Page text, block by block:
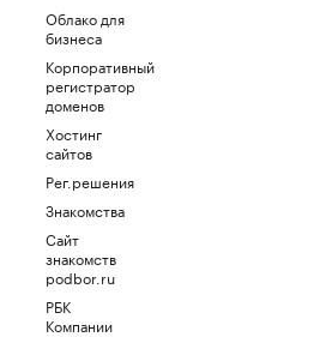
Облако для
бизнеса
Корпоративный
регистратор
доменов
Хостинг
сайтов
Рег.решения
Знакомства
Сайт
знакомств
podbor.ru
РБК
Компании